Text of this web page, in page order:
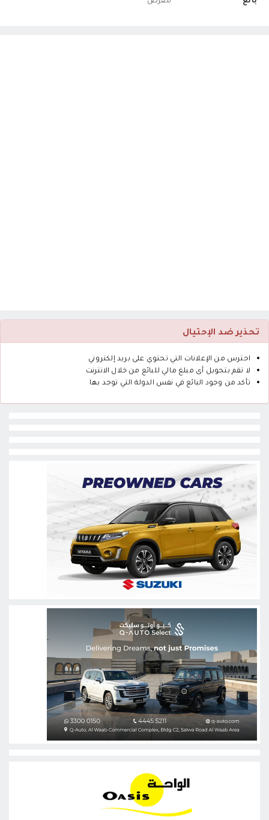
تحذير ضد الإحتيال
احترس من الإعلانات التي تحتوي على بريد إلكتروني
لا تقم بتحويل أى مبلغ مالي للبائع من خلال الانترنت
تأكد من وجود البائع في نفس الدولة التي توجد بها